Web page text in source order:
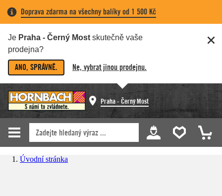
Doprava zdarma na všechny balíky od 1 500 Kč
Je Praha - Černý Most skutečně vaše
prodejna?
ANO, SPRÁVNĚ. Ne, vybrat jinou prodejnu.
Praha - Černý Most
Úvodní stránka